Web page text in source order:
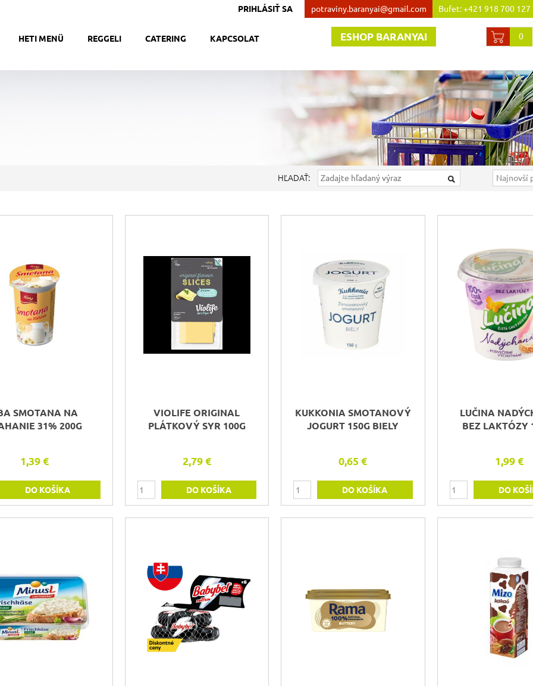
PRIHLÁSIŤ SA potraviny.baranyai@gmail.com
Bufet: +421 918 700 127
Obchod:+421 907 738
HETI MENÜ
REGGELI CATERING KAPCSOLAT ESHOP BARANYAI 0
HĽADAŤ:
SMOTANA NA
31% 200G
1,39 €
DO KOŠÍKA
VIOLIFE ORIGINAL
PLÁTKOVÝ SYR 100G
2,79 €
DO KOŠÍKA
KUKKONIA SMOTANOVÝ
JOGURT 150G BIELY
0,65 €
DO KOŠÍKA
LUČINA
BEZ LAKTÓZY
1,99 €
DO